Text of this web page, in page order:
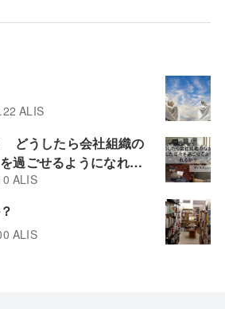
ALIS
どうしたら会社組織の
過ごせるようになれる
ALIS
ALIS